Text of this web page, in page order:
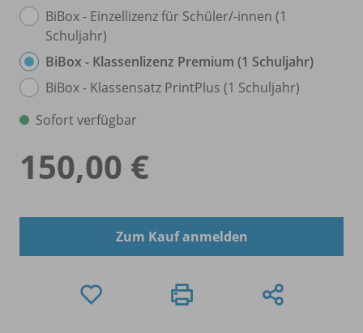
BiBox - Einzellizenz für Schüler/-innen (1
Schuljahr)
BiBox - Klassenlizenz Premium (1 Schuljahr)
BiBox - Klassensatz PrintPlus (1 Schuljahr)
Sofort verfügbar
150,00 €
Zum Kauf anmelden